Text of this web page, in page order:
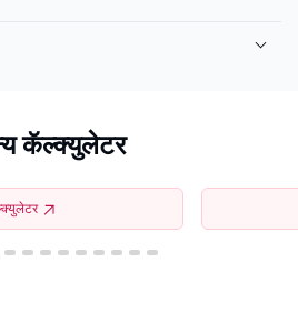
कॅल्क्युलेटर